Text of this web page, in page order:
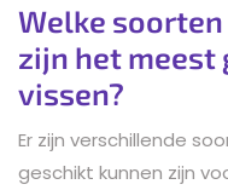
Welke
zijn het meest
vissen?
Er zijn verschillende
geschikt kunnen zijn